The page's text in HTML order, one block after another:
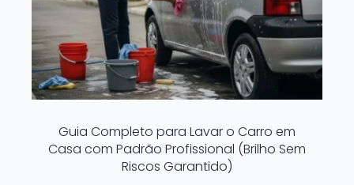
Guia Completo para Lavar o Carro em
Casa com Padrão Profissional (Brilho Sem
Riscos Garantido)